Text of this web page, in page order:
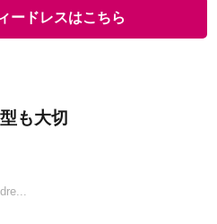
ードレスはこちら
も大切